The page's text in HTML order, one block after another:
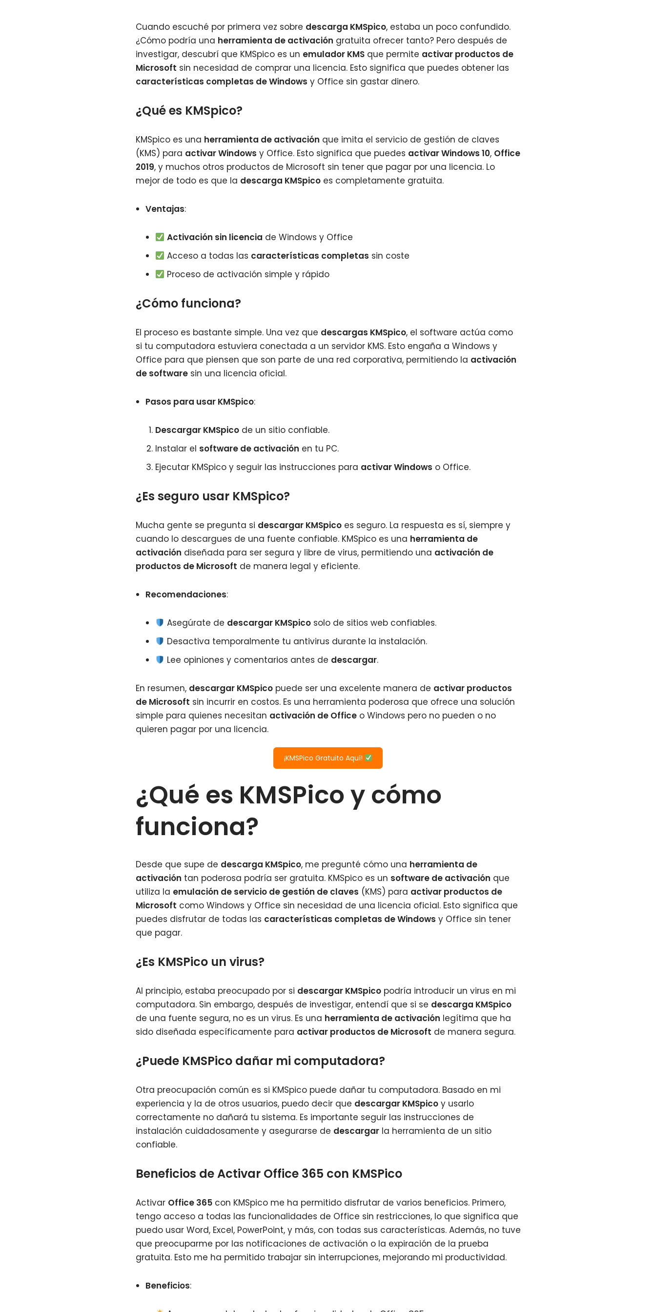
Cuando escuché por primera vez sobre descarga KMSpico, estaba un poco confundido.
¿Cómo podría una herramienta de activación gratuita ofrecer tanto? Pero después de
investigar, descubrí que KMSpico es un emulador KMSque permite activar productos de
Microsoft sin necesidad de comprar una licencia. Esto significa que puedes obtener las
características completas de Windows y Office sin gastar dinero.
¿Qué es KMSpico?
KMSpico es una herramienta de activación que imita el servicio de gestión de claves
(KMS) para activar Windows y Office. Esto significa que puedes activar Windows 10, Office
2019, y muchos otros productos de Microsoft sin tener que pagar por una licencia. Lo
mejor de todo es que la descarga KMSpicoes completamente gratuita.
Ventajas:
Activación sin licencia de Windows y Office
Acceso a todas las características completas sin coste
Proceso de activación simple y rápido
¿Cómo funciona?
El proceso es bastante simple. Una vez que descargas KMSpico, el software actúa como
si tu computadora estuviera conectada a un servidor KMS. Esto engaña a Windows y
Office para que piensen que son parte de una red corporativa, permitiendo la activación
de softwaresin una licencia oficial.
Pasos para usar KMSpico:
Descargar KMSpicode un sitio confiable.
Instalar el software de activación en tu PC.
Ejecutar KMSpico y seguir las instrucciones para activar Windows o Office.
¿Es seguro usar KMSpico?
Mucha gente se pregunta si descargar KMSpicoes seguro. La respuesta es sí, siempre y
cuando lo descargues de una fuente confiable. KMSpico es una herramienta de
activación diseñada para ser segura y libre de virus, permitiendo una activación de
productos de Microsoft de manera legal y eficiente.
Recomendaciones:
Asegúrate de descargar KMSpicosolo de sitios web confiables.
Desactiva temporalmente tu antivirus durante la instalación.
Lee opiniones y comentarios antes de descargar.
En resumen, descargar KMSpicopuede ser una excelente manera de activar productos
de Microsoft sin incurrir en costos. Es una herramienta poderosa que ofrece una solución
simple para quienes necesitan activación de Officeo Windows pero no pueden o no
quieren pagar por una licencia.
¡KMSPico Gratuito Aquí!
¿Qué es KMSPico y cómo
funciona?
Desde que supe de descarga KMSpico, me pregunté cómo una herramienta de
activación tan poderosa podría ser gratuita. KMSpico es un software de activación que
utiliza la emulación de servicio de gestión de claves (KMS) para activar productos de
Microsoft como Windows y Office sin necesidad de una licencia oficial. Esto significa que
puedes disfrutar de todas las características completas de Windows y Office sin tener
que pagar.
¿Es KMSPico un virus?
Al principio, estaba preocupado por si descargar KMSpicopodría introducir un virus en mi
computadora. Sin embargo, después de investigar, entendí que si se descarga KMSpico
de una fuente segura, no es un virus. Es una herramienta de activación legítima que ha
sido diseñada específicamente para activar productos de Microsoft de manera segura.
¿Puede KMSPico dañar mi computadora?
Otra preocupación común es si KMSpico puede dañar tu computadora. Basado en mi
experiencia y la de otros usuarios, puedo decir que descargar KMSpicoy usarlo
correctamente no dañará tu sistema. Es importante seguir las instrucciones de
instalación cuidadosamente y asegurarse de descargarla herramienta de un sitio
confiable.
Beneficios de Activar Office 365 con KMSPico
Activar Office 365con KMSpico me ha permitido disfrutar de varios beneficios. Primero,
tengo acceso a todas las funcionalidades de Office sin restricciones, lo que significa que
puedo usar Word, Excel, PowerPoint, y más, con todas sus características. Además, no tuve
que preocuparme por las notificaciones de activación o la expiración de la prueba
gratuita. Esto me ha permitido trabajar sin interrupciones, mejorando mi productividad.
Beneficios: